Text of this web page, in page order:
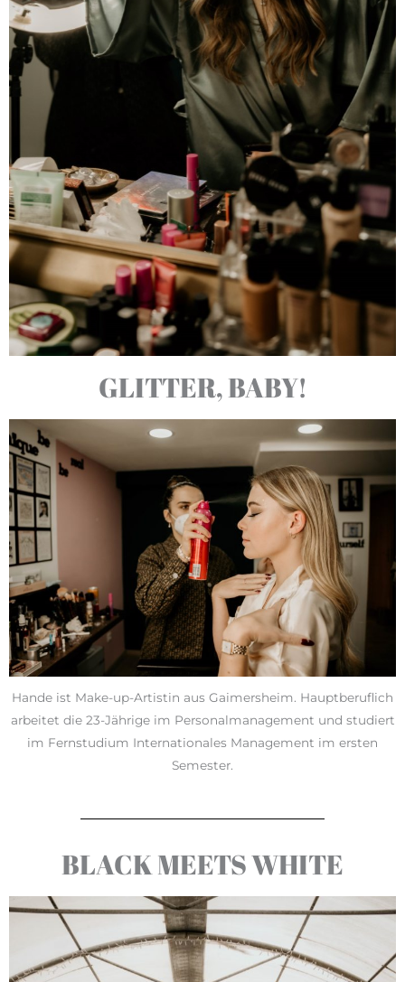
GLITTER, BABY!
Hande ist Make-up-Artistin aus Gaimersheim. Hauptberuflich
arbeitet die 23-Jährige im Personalmanagement und studiert
im Fernstudium Internationales Management im ersten
Semester.
BLACK MEETS WHITE